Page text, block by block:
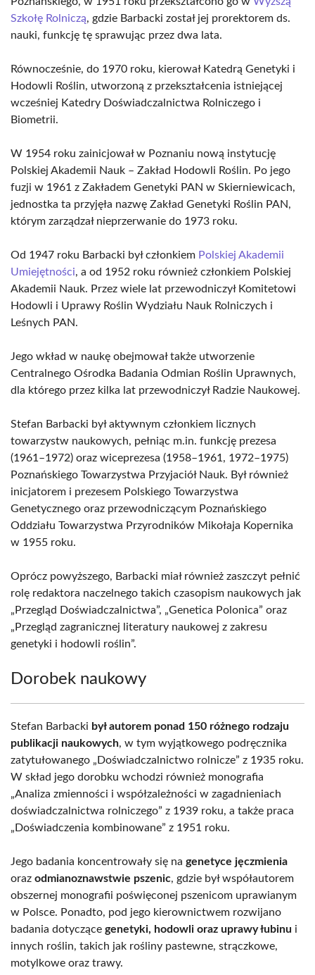
Szkołę Rolniczą, gdzie Barbacki został jej prorektorem ds.
nauki, funkcję tę sprawując przez dwa lata.
Równocześnie, do 1970 roku, kierował Katedrą Genetyki i
Hodowli Roślin, utworzoną z przekształcenia istniejącej
wcześniej Katedry Doświadczalnictwa Rolniczego i
Biometrii.
W 1954 roku zainicjował w Poznaniu nową instytucję
Polskiej Akademii Nauk – Zakład Hodowli Roślin. Po jego
fuzji w 1961 z Zakładem Genetyki PAN w Skierniewicach,
jednostka ta przyjęła nazwę Zakład Genetyki Roślin PAN,
którym zarządzał nieprzerwanie do 1973 roku.
Od 1947 roku Barbacki był członkiem Polskiej Akademii
Umiejętności, a od 1952 roku również członkiem Polskiej
Akademii Nauk. Przez wiele lat przewodniczył Komitetowi
Hodowli i Uprawy Roślin Wydziału Nauk Rolniczych i
Leśnych PAN.
Jego wkład w naukę obejmował także utworzenie
Centralnego Ośrodka Badania Odmian Roślin Uprawnych,
dla którego przez kilka lat przewodniczył Radzie Naukowej.
Stefan Barbacki był aktywnym członkiem licznych
towarzystw naukowych, pełniąc m.in. funkcję prezesa
(1961–1972) oraz wiceprezesa (1958–1961, 1972–1975)
Poznańskiego Towarzystwa Przyjaciół Nauk. Był również
inicjatorem i prezesem Polskiego Towarzystwa
Genetycznego oraz przewodniczącym Poznańskiego
Oddziału Towarzystwa Przyrodników Mikołaja Kopernika
w 1955 roku.
Oprócz powyższego, Barbacki miał również zaszczyt pełnić
rolę redaktora naczelnego takich czasopism naukowych jak
„Przegląd Doświadczalnictwa”, „Genetica Polonica” oraz
„Przegląd zagranicznej literatury naukowej z zakresu
genetyki i hodowli roślin”.
Dorobek naukowy
Stefan Barbacki był autorem ponad 150 różnego rodzaju
publikacji naukowych, w tym wyjątkowego podręcznika
zatytułowanego „Doświadczalnictwo rolnicze” z 1935 roku.
W skład jego dorobku wchodzi również monografia
„Analiza zmienności i współzależności w zagadnieniach
doświadczalnictwa rolniczego” z 1939 roku, a także praca
„Doświadczenia kombinowane” z 1951 roku.
Jego badania koncentrowały się na genetyce jęczmienia
oraz odmianoznawstwie pszenic, gdzie był współautorem
obszernej monografii poświęconej pszenicom uprawianym
w Polsce. Ponadto, pod jego kierownictwem rozwijano
badania dotyczące genetyki, hodowli oraz uprawy łubinu i
innych roślin, takich jak rośliny pastewne, strączkowe,
motylkowe oraz trawy.